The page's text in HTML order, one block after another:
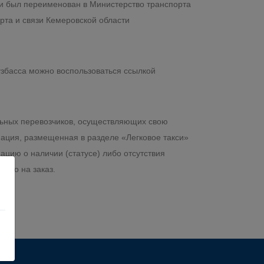
был переименован в Министерство транспорта
и связи Кемеровской области
можно воспользоваться ссылкой
перевозчиков, осуществляющих свою
размещенная в разделе «Легковое такси»
о наличии (статусе) либо отсутствия
на заказ.